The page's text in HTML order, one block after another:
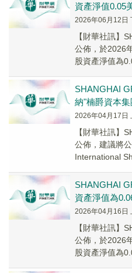
資產淨值0.05
2026年06月12日
【財華社訊】
公佈，於2026
股資產淨值為
SHANGHAI
納"楠爵資本
2026年04月17日
【財華社訊】
公佈，建議將
International
SHANGHAI
資產淨值為
2026年04月16日
【財華社訊】
公佈，於2026
股資產淨值為